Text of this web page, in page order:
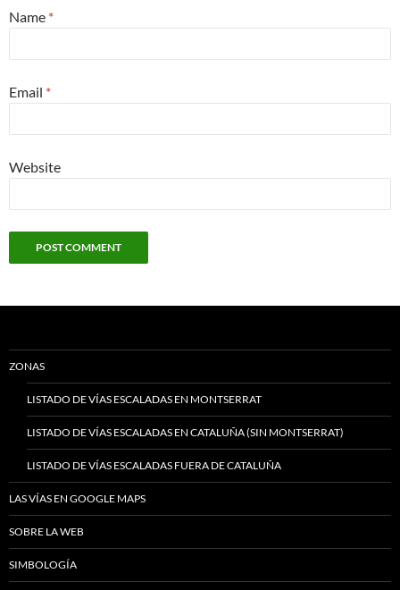
Name *
Email *
Website
ZONAS
LISTADO DE VÍAS ESCALADAS EN MONTSERRAT
LISTADO DE VÍAS ESCALADAS EN CATALUÑA (SIN MONTSERRAT)
LISTADO DE VÍAS ESCALADAS FUERA DE CATALUÑA
LAS VÍAS EN GOOGLE MAPS
SOBRE LA WEB
SIMBOLOGÍA